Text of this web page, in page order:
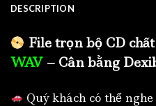
DESCRIPTION
File trọn bộ CD
WAV – Cân bằng
Quý khách có thể